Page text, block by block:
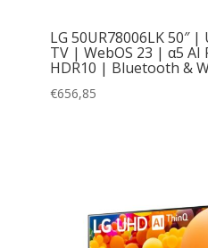
LG 50UR78006LK 50″
TV | WebOS 23 | α5 AI
HDR10 | Bluetooth &
€656,85